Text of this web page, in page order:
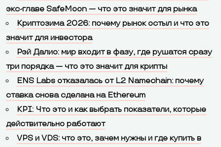
экс-главе SafeMoon — что это значит для рынка
Криптозима 2026: почему рынок остыл и что это
значит для инвестора
Рэй Далио: мир входит в фазу, где рушатся сразу
три порядка — что это значит для крипты
ENS Labs отказалась от L2 Namechain: почему
ставка снова сделана на Ethereum
KPI: Что это и как выбрать показатели, которые
действительно работают
VPS и VDS: что это, зачем нужны и где купить в